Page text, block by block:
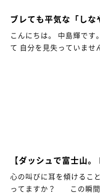
ブレても平気な「しな
こんにちは。 中島輝で
て 自分を見失っていま
【ダッシュで富士山
心の叫びに耳を傾けるこ
ってますか？ この瞬